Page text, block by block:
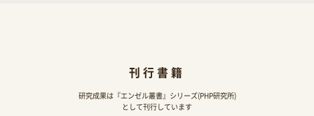
刊行書籍
研究成果は『エンゼル叢書』シリーズ(PHP研究所)
として刊行しています